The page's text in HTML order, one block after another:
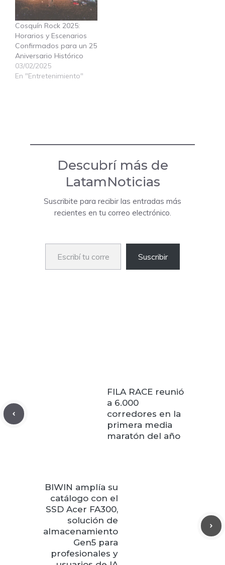
Cosquín Rock 2025:
Horarios y Escenarios
Confirmados para un 25
Aniversario Histórico
03/02/2025
En "Entretenimiento"
Descubrí más de
LatamNoticias
Suscribite para recibir las entradas más
recientes en tu correo electrónico.
Escribí tu correo electrónico…
Suscribir
FILA RACE reunió
a 6.000
corredores en la
primera media
maratón del año
BIWIN amplía su
catálogo con el
SSD Acer FA300,
solución de
almacenamiento
Gen5 para
profesionales y